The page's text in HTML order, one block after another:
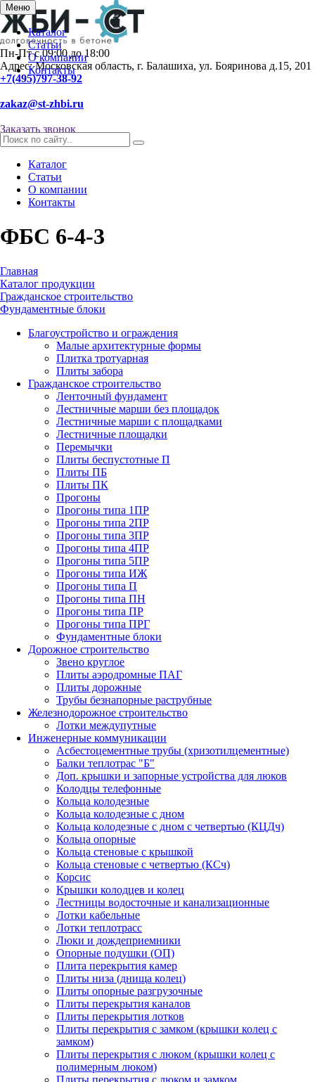
Меню
Каталог
Статьи
О компании
Контакты
Пн-Пт с 09:00 до 18:00
Адрес: Московская область, г. Балашиха, ул. Бояринова д.15, 201
+7(495)797-38-92
zakaz@st-zhbi.ru
Заказать звонок
Каталог
Статьи
О компании
Контакты
ФБС 6-4-3
Главная
Каталог продукции
Гражданское строительство
Фундаментные блоки
Благоустройство и ограждения
Малые архитектурные формы
Плитка тротуарная
Плиты забора
Гражданское строительство
Ленточный фундамент
Лестничные марши без площадок
Лестничные марши с площадками
Лестничные площадки
Перемычки
Плиты беспустотные П
Плиты ПБ
Плиты ПК
Прогоны
Прогоны типа 1ПР
Прогоны типа 2ПР
Прогоны типа 3ПР
Прогоны типа 4ПР
Прогоны типа 5ПР
Прогоны типа ИЖ
Прогоны типа П
Прогоны типа ПН
Прогоны типа ПР
Прогоны типа ПРГ
Фундаментные блоки
Дорожное строительство
Звено круглое
Плиты аэродромные ПАГ
Плиты дорожные
Трубы безнапорные раструбные
Железнодорожное строительство
Лотки междупутные
Инженерные коммуникации
Асбестоцементные трубы (хризотилцементные)
Балки теплотрас "Б"
Доп. крышки и запорные устройства для люков
Колодцы телефонные
Кольца колодезные
Кольца колодезные с дном
Кольца колодезные с дном с четвертью (КЦДч)
Кольца опорные
Кольца стеновые с крышкой
Кольца стеновые с четвертью (КСч)
Корсис
Крышки колодцев и колец
Лестницы водосточные и канализационные
Лотки кабельные
Лотки теплотрасс
Люки и дождеприемники
Опорные подушки (ОП)
Плита перекрытия камер
Плиты низа (днища колец)
Плиты опорные разгрузочные
Плиты перекрытия каналов
Плиты перекрытия лотков
Плиты перекрытия с замком (крышки колец с
замком)
Плиты перекрытия с люком (крышки колец с
полимерным люком)
Плиты перекрытия с люком и замком